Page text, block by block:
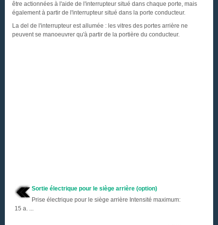
être actionnées à l'aide de l'interrupteur situé dans chaque porte, mais
également à partir de l'interrupteur situé dans la porte conducteur.
La del de l'interrupteur est allumée : les vitres des portes arrière ne
peuvent se manoeuvrer qu'à partir de la portière du conducteur.
Sortie électrique pour le siège arrière (option)
Prise électrique pour le siège arrière Intensité maximum:
15 a. ...